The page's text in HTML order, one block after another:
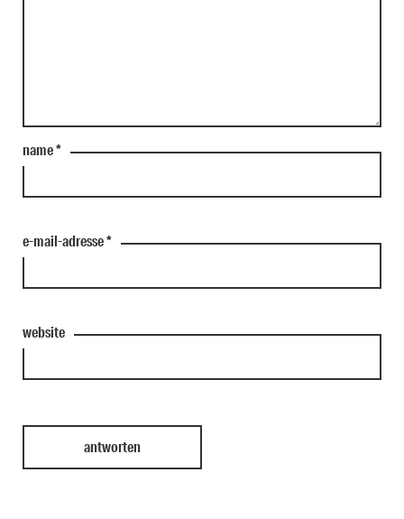
name*
e-mail-adresse*
website